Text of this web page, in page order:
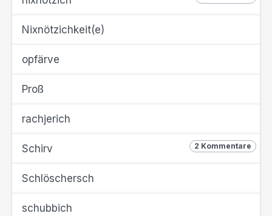
Nixnötzichkeit(e)
opfärve
Proß
rachjerich
2 Kommentare
Schirv
Schlöschersch
schubbich